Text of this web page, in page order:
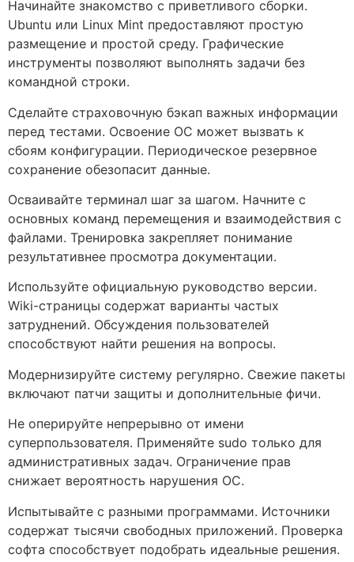
Начинайте знакомство с приветливого сборки.
Ubuntu или Linux Mint предоставляют простую
размещение и простой среду. Графические
инструменты позволяют выполнять задачи без
командной строки.
Сделайте страховочную бэкап важных информации
перед тестами. Освоение ОС может вызвать к
сбоям конфигурации. Периодическое резервное
сохранение обезопасит данные.
Осваивайте терминал шаг за шагом. Начните с
основных команд перемещения и взаимодействия с
файлами. Тренировка закрепляет понимание
результативнее просмотра документации.
Используйте официальную руководство версии.
Wiki-страницы содержат варианты частых
затруднений. Обсуждения пользователей
способствуют найти решения на вопросы.
Модернизируйте систему регулярно. Свежие пакеты
включают патчи защиты и дополнительные фичи.
Не оперируйте непрерывно от имени
суперпользователя. Применяйте sudo только для
административных задач. Ограничение прав
снижает вероятность нарушения ОС.
Испытывайте с разными программами. Источники
содержат тысячи свободных приложений. Проверка
софта способствует подобрать идеальные решения.